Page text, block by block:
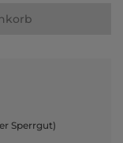
Sperrgut)